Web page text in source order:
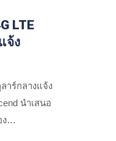
LTE
จ้ง
าร์กลางแจ้ง
นำเสนอ